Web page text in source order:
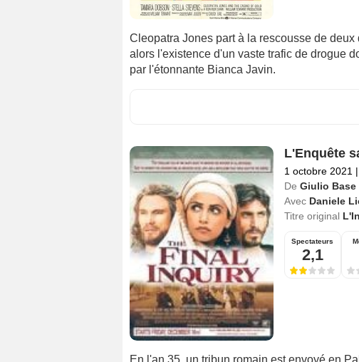
Cleopatra Jones part à la rescousse de
alors l'existence d'un vaste trafic de drogue
par l'étonnante Bianca Javin.
L'Enquête
1 octobre 2021 |
De Giulio Base
Avec Daniele
Titre original
Spectateurs
2,1
En l'an 35, un tribun romain est envoyé en